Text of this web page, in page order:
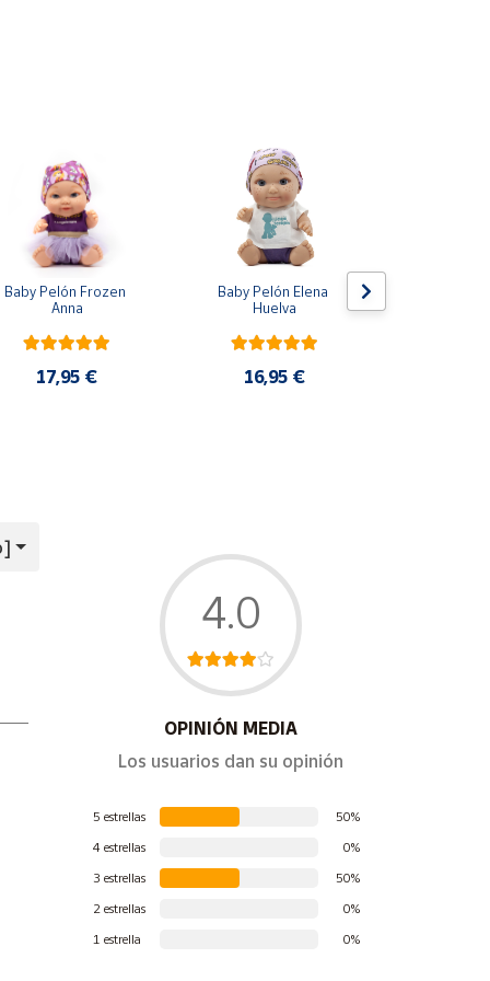
Baby Pelón Frozen
Anna
17,95 €
Baby Pelón Elena
Huelva
16,95 €
4.0
OPINIÓN MEDIA
Los usuarios dan su opinión
5 estrellas
50%
4 estrellas
0%
3 estrellas
50%
2 estrellas
0%
1 estrella
0%